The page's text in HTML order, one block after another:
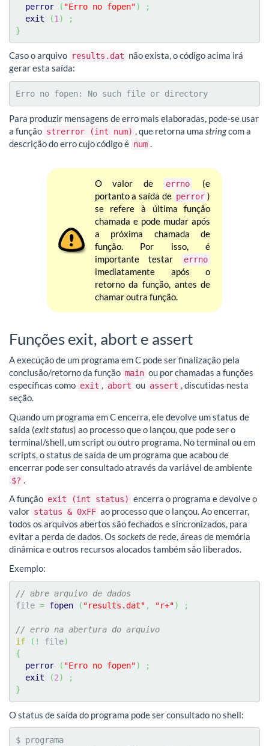
perror ( "Erro no fopen")
;
exit
(1 )
;
}
Caso o arquivo results.dat não exista, o código acima irá
gerar esta saída:
Erro no fopen: No such file or directory
Para produzir mensagens de erro mais elaboradas, pode-se usar
a função strerror (int num) , que retorna uma stringcom a
descrição do erro cujo código é num .
O valor de errno
(e
portanto a saída de perror )
se refere à última função
chamada e pode mudar após
a próxima chamada de
função. Por isso, é
importante testar
errno
imediatamente após o
retorno da função, antes de
chamar outra função.
Funções exit, abort e assert
A execução de um programa em C pode ser finalização pela
conclusão/retorno da função main ou por chamadas a funções
específicas como exit , abort ou assert , discutidas nesta
seção.
Quando um programa em C encerra, ele devolve um status de
saída (exit status) ao processo que o lançou, que pode ser o
terminal/shell, um script ou outro programa. No terminal ou em
scripts, o status de saída de um programa que acabou de
encerrar pode ser consultado através da variável de ambiente
$? .
A função exit (int status) encerra o programa e devolve o
valor status & 0xFF ao processo que o lançou. Ao encerrar,
todos os arquivos abertos são fechados e sincronizados, para
evitar a perda de dados. Os socketsde rede, áreas de memória
dinâmica e outros recursos alocados também são liberados.
Exemplo:
// abre arquivo de dados
file = fopen ( "results.dat" , "r+") ;
// erro na abertura do arquivo
if
( ! file)
{
perror
( "Erro no fopen")
;
exit
(2)
;
}
O status de saída do programa pode ser consultado no shell:
$ programa